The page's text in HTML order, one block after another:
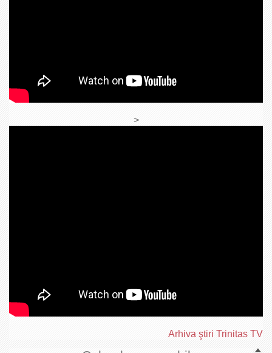
>
Arhiva ştiri Trinitas TV